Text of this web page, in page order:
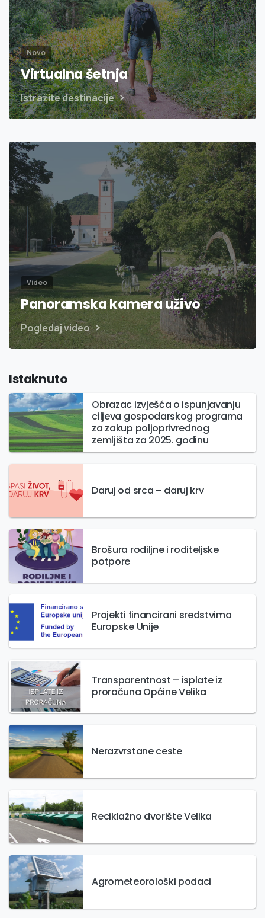
Novo
Virtualna šetnja
Istražite destinacije
Video
Panoramska kamera uživo
Pogledaj video
Istaknuto
Obrazac izvješća o ispunjavanju
ciljeva gospodarskog programa
za zakup poljoprivrednog
zemljišta za 2025. godinu
Daruj od srca – daruj krv
Brošura rodiljne i roditeljske
potpore
Projekti financirani sredstvima
Europske Unije
Transparentnost – isplate iz
proračuna Općine Velika
Nerazvrstane ceste
Reciklažno dvorište Velika
Agrometeorološki podaci